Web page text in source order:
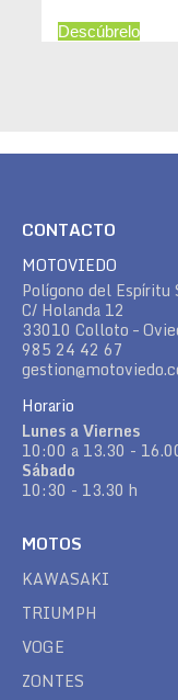
Descúbrelo
CONTACTO
MOTOVIEDO
Polígono del Espíritu
C/ Holanda 12
33010 Colloto –
985 24 42 67
Horario
Lunes a Viernes
10:00 a 13.30 -
Sábado
10:30 - 13.30 h
MOTOS
KAWASAKI
TRIUMPH
VOGE
ZONTES